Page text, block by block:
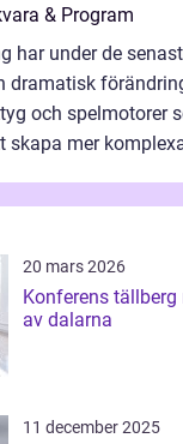
& Program
har under de
dramatisk
och spelmotorer
skapa mer
20 mars 2026
Konferens tällberg möten i hjärtat
av dalarna
11 december 2025